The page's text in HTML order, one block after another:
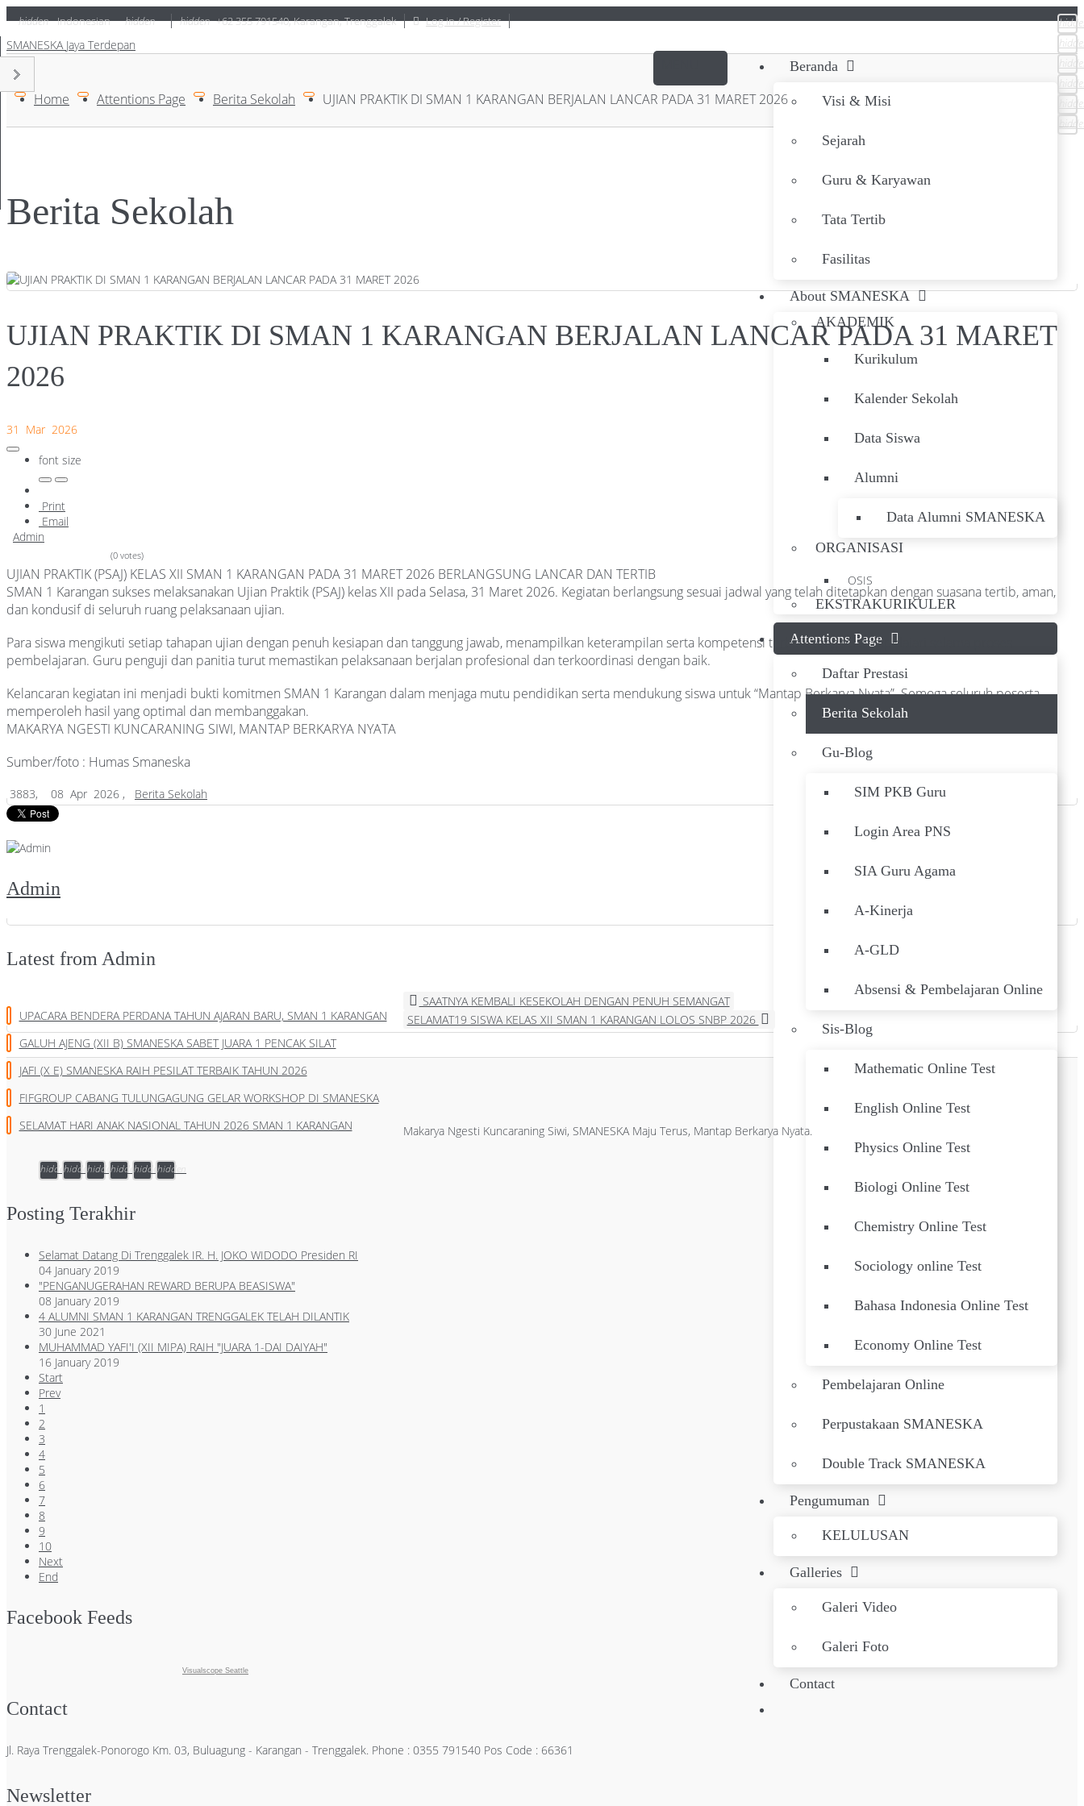
hidden Indonesian hidden hidden +62 355 791540,Karangan, Trenggalek Log in / Register
SMANESKA Jaya Terdepan
Beranda
Visi & Misi
Sejarah
Guru & Karyawan
Tata Tertib
Fasilitas
About SMANESKA
AKADEMIK
Kurikulum
Kalender Sekolah
Data Siswa
Alumni
Data Alumni SMANESKA
ORGANISASI
OSIS
EKSTRAKURIKULER
Attentions Page
Daftar Prestasi
Berita Sekolah
Gu-Blog
SIM PKB Guru
Login Area PNS
SIA Guru Agama
A-Kinerja
A-GLD
Absensi & Pembelajaran Online
Sis-Blog
Mathematic Online Test
English Online Test
Physics Online Test
Biologi Online Test
Chemistry Online Test
Sociology online Test
Bahasa Indonesia Online Test
Economy Online Test
Pembelajaran Online
Perpustakaan SMANESKA
Double Track SMANESKA
Pengumuman
KELULUSAN
Galleries
Galeri Video
Galeri Foto
Contact
Home Attentions Page Berita Sekolah UJIAN PRAKTIK DI SMAN 1 KARANGAN BERJALAN LANCAR PADA 31 MARET 2026
Berita Sekolah
UJIAN PRAKTIK DI SMAN 1 KARANGAN BERJALAN LANCAR PADA 31 MARET
2026
31 Mar 2026
font size
Print
Email
Admin
(0 votes)
UJIAN PRAKTIK (PSAJ) KELAS XII SMAN 1 KARANGAN PADA 31 MARET 2026 BERLANGSUNG LANCAR DAN TERTIB
SMAN 1 Karangan sukses melaksanakan Ujian Praktik (PSAJ) kelas XII pada Selasa, 31 Maret 2026. Kegiatan berlangsung sesuai jadwal yang telah ditetapkan dengan suasana tertib, aman,
dan kondusif di seluruh ruang pelaksanaan ujian.
Para siswa mengikuti setiap tahapan ujian dengan penuh kesiapan dan tanggung jawab, menampilkan keterampilan serta kompetensi terbaik yang telah dipelajari selama proses
pembelajaran. Guru penguji dan panitia turut memastikan pelaksanaan berjalan profesional dan terkoordinasi dengan baik.
Kelancaran kegiatan ini menjadi bukti komitmen SMAN 1 Karangan dalam menjaga mutu pendidikan serta mendukung siswa untuk “Mantap Berkarya Nyata”. Semoga seluruh peserta
memperoleh hasil yang optimal dan membanggakan.
MAKARYA NGESTI KUNCARANING SIWI, MANTAP BERKARYA NYATA
Sumber/foto : Humas Smaneska
3883, 08 Apr 2026 , Berita Sekolah
Admin
Latest from Admin
UPACARA BENDERA PERDANA TAHUN AJARAN BARU, SMAN 1 KARANGAN
GALUH AJENG (XII B) SMANESKA SABET JUARA 1 PENCAK SILAT
JAFI (X E) SMANESKA RAIH PESILAT TERBAIK TAHUN 2026
FIFGROUP CABANG TULUNGAGUNG GELAR WORKSHOP DI SMANESKA
SELAMAT HARI ANAK NASIONAL TAHUN 2026 SMAN 1 KARANGAN
SAATNYA KEMBALI KESEKOLAH DENGAN PENUH SEMANGAT
SELAMAT19 SISWA KELAS XII SMAN 1 KARANGAN LOLOS SNBP 2026
Makarya Ngesti Kuncaraning Siwi, SMANESKA Maju Terus, Mantap Berkarya Nyata.
hiddenhiddenhiddenhiddenhiddenhidden
Posting Terakhir
Selamat Datang Di Trenggalek IR. H. JOKO WIDODO Presiden RI
04 January 2019
"PENGANUGERAHAN REWARD BERUPA BEASISWA"
08 January 2019
4 ALUMNI SMAN 1 KARANGAN TRENGGALEK TELAH DILANTIK
30 June 2021
MUHAMMAD YAFI'I (XII MIPA) RAIH "JUARA 1-DAI DAIYAH"
16 January 2019
Start
Prev
1
2
3
4
5
6
7
8
9
10
Next
End
Facebook Feeds
Visualscope Seattle
Contact
Jl. Raya Trenggalek-Ponorogo Km. 03, Buluagung - Karangan - Trenggalek. Phone : 0355 791540 Pos Code : 66361
Newsletter